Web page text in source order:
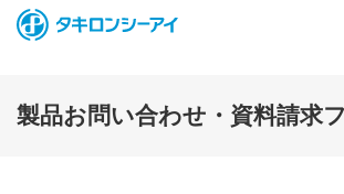
製品お問い合わせ・資料請求